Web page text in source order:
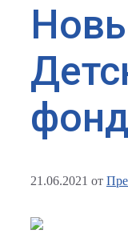
21.06.2021 от